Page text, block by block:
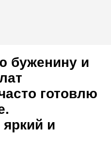
буженину и
готовлю
и